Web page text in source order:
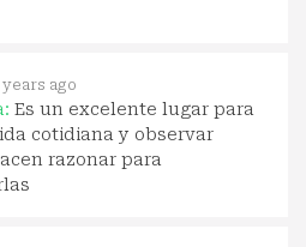
years ago
Es un excelente lugar para
cotidiana y observar
razonar para